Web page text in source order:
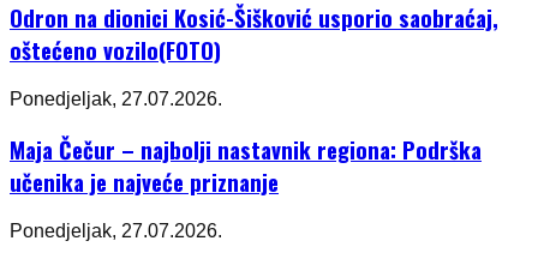
Odron na dionici Kosić-Šišković usporio saobraćaj,
oštećeno vozilo(FOTO)
Ponedjeljak, 27.07.2026.
Maja Čečur – najbolji nastavnik regiona: Podrška
učenika je najveće priznanje
Ponedjeljak, 27.07.2026.